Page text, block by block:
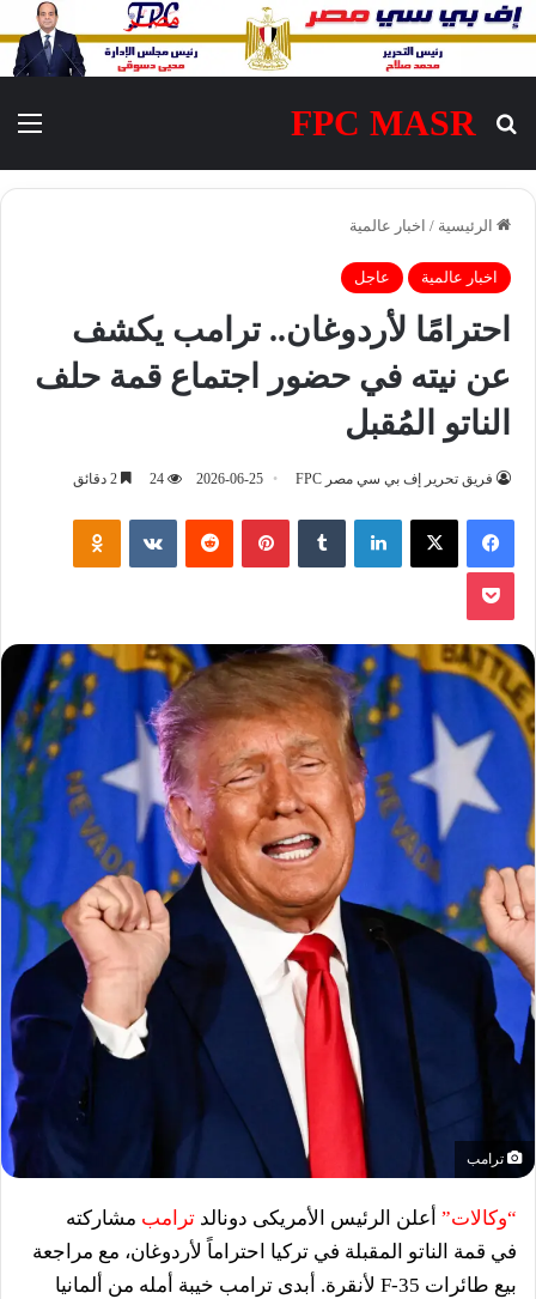
FPC MASR
بحث عن
الرئيسية / اخبار عالمية
اخبار عالمية عاجل
احترامًا لأردوغان.. ترامب يكشف
عن نيته في حضور اجتماع قمة حلف
الناتو المُقبل
فريق تحرير إف بي سي مصر FPC 2026-06-25
24
فيسبوك ‫X لينكدإن بينتيريست
ترامب
“وكالات” أعلن الرئيس الأمريكى دونالد ترامب مشاركته
في قمة الناتو المقبلة في تركيا احتراماً لأردوغان، مع مراجعة
بيع طائرات F-35 لأنقرة. أبدى ترامب خيبة أمله من ألمانيا